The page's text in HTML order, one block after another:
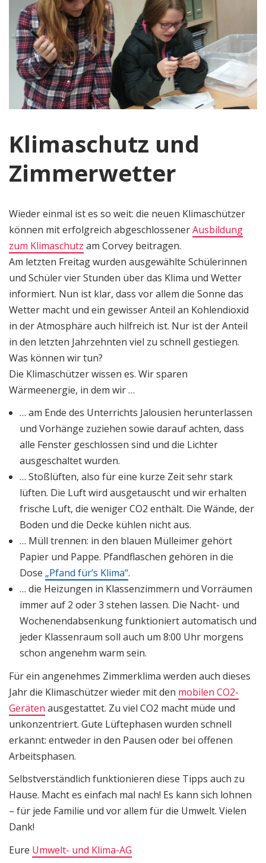
Klimaschutz und
Zimmerwetter
Wieder einmal ist es so weit: die neuen Klimaschützer
können mit erfolgreich abgeschlossenerAusbildung
zum Klimaschutz am Corvey beitragen.
Am letzten Freitag wurden ausgewählte Schülerinnen
und Schüler vier Stunden über das Klima und Wetter
informiert. Nun ist klar, dass vor allem die Sonne das
Wetter macht und ein gewisser Anteil an Kohlendioxid
in der Atmosphäre auch hilfreich ist. Nur ist der Anteil
in den letzten Jahrzehnten viel zu schnell gestiegen.
Was können wir tun?
Die Klimaschützer wissen es. Wir sparen
Wärmeenergie, in dem wir …
… am Ende des Unterrichts Jalousien herunterlassen
und Vorhänge zuziehen sowie darauf achten, dass
alle Fenster geschlossen sind und die Lichter
ausgeschaltet wurden.
… Stoßlüften, also für eine kurze Zeit sehr stark
lüften. Die Luft wird ausgetauscht und wir erhalten
frische Luft, die weniger CO2 enthält. Die Wände, der
Boden und die Decke kühlen nicht aus.
… Müll trennen: in den blauen Mülleimer gehört
Papier und Pappe. Pfandflaschen gehören in die
Dose „Pfand für’s Klima“.
… die Heizungen in Klassenzimmern und Vorräumen
immer auf 2 oder 3 stehen lassen. Die Nacht- und
Wochenendabsenkung funktioniert automatisch und
jeder Klassenraum soll auch um 8:00 Uhr morgens
schon angenehm warm sein.
Für ein angenehmes Zimmerklima werden auch dieses
Jahr die Klimaschützer wieder mit den mobilen CO2-
Geräten ausgestattet. Zu viel CO2 macht müde und
unkonzentriert. Gute Lüftephasen wurden schnell
erkannt: entweder in den Pausen oder bei offenen
Arbeitsphasen.
Selbstverständlich funktionieren diese Tipps auch zu
Hause. Macht es einfach mal nach! Es kann sich lohnen
– für jede Familie und vor allem für die Umwelt. Vielen
Dank!
Eure Umwelt- und Klima-AG